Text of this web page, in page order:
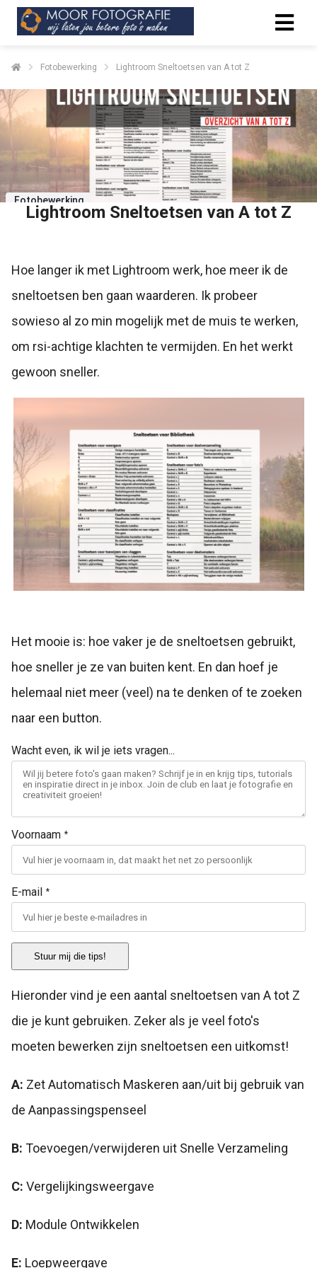
Fotobewerking Lightroom Sneltoetsen van A tot Z
Fotobewerking
Lightroom Sneltoetsen van A tot Z
Hoe langer ik met Lightroom werk, hoe meer ik de
sneltoetsen ben gaan waarderen. Ik probeer
sowieso al zo min mogelijk met de muis te werken,
om rsi-achtige klachten te vermijden. En het werkt
gewoon sneller.
Het mooie is: hoe vaker je de sneltoetsen gebruikt,
hoe sneller je ze van buiten kent. En dan hoef je
helemaal niet meer (veel) na te denken of te zoeken
naar een button.
Wacht even, ik wil je iets vragen...
Voornaam *
E-mail *
Stuur mij die tips!
Hieronder vind je een aantal sneltoetsen van A tot Z
die je kunt gebruiken. Zeker als je veel foto's
moeten bewerken zijn sneltoetsen een uitkomst!
A: Zet Automatisch Maskeren aan/uit bij gebruik van
de Aanpassingspenseel
B: Toevoegen/verwijderen uit Snelle Verzameling
C: Vergelijkingsweergave
D: Module Ontwikkelen
E: Loepweergave